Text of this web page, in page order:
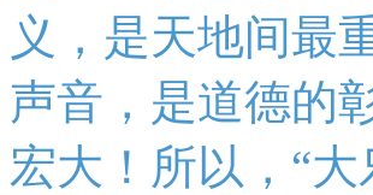
义，是天地间最
声音，是道德的
宏大！所以，“